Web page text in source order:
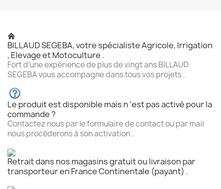
BILLAUD SEGEBA, votre spécialiste Agricole, Irrigation
, Elevage et Motoculture .
Fort d'une expérience de plus de vingt ans BILLAUD
SEGEBA vous accompagne dans tous vos projets .
Le produit est disponible mais n 'est pas activé pour la
commande ?
Contactez nous par le formulaire de contact ou par mail
nous procéderons à son activation .
Retrait dans nos magasins gratuit ou livraison par
transporteur en France Continentale (payant) .